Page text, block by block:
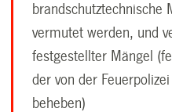
brandschutztechnische
vermutet werden, und
festgestellter Mängel (f
der von der
beheben)